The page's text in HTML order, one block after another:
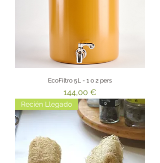
EcoFiltro 5L - 1 o 2 pers
Precio
144,00 €
Recién Llegado